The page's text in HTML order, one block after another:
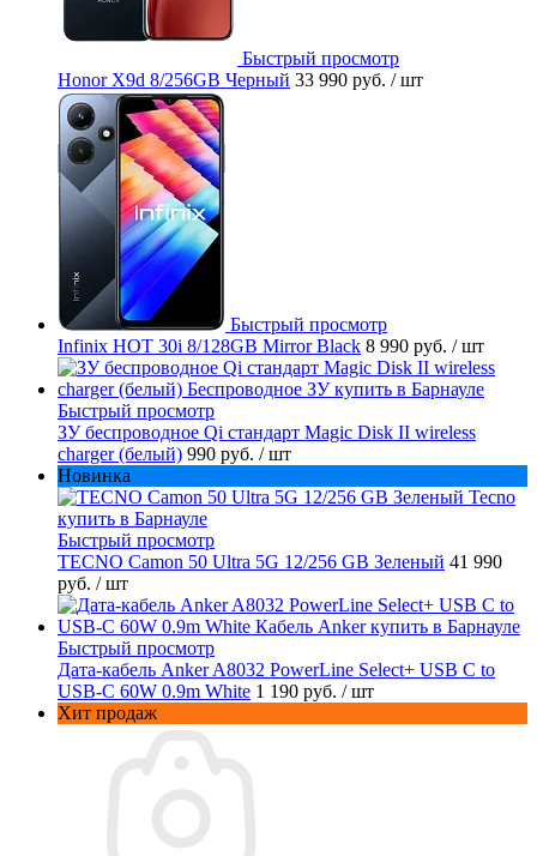
Быстрый просмотр
Honor X9d 8/256GB Черный 33 990 руб. / шт
Быстрый просмотр
Infinix HOT 30i 8/128GB Mirror Black 8 990 руб. / шт
Быстрый просмотр
ЗУ беспроводное Qi стандарт Magic Disk II wireless
charger (белый) 990 руб. / шт
Новинка
Быстрый просмотр
TECNO Camon 50 Ultra 5G 12/256 GB Зеленый 41 990
руб. / шт
Быстрый просмотр
Дата-кабель Anker A8032 PowerLine Select+ USB C to
USB-C 60W 0.9m White 1 190 руб. / шт
Хит продаж